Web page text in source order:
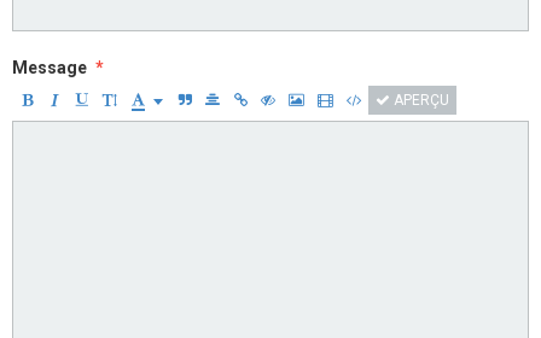
Message
APERÇU